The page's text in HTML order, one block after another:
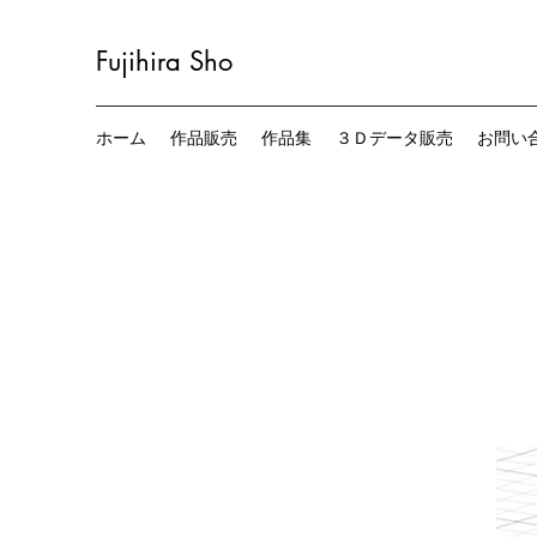
Fujihira Sho
ホーム 作品販売 作品集 ３Ｄデータ販売 お問い